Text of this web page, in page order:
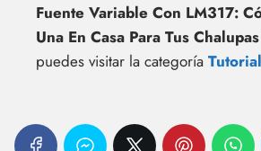
Fuente Variable Con LM317:
Una En Casa Para Tus
puedes visitar la categoría